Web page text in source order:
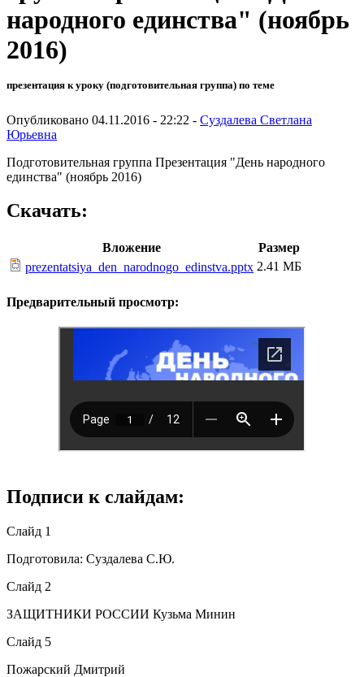
народного единства" (ноябрь
2016)
презентация к уроку (подготовительная группа) по теме
Опубликовано 04.11.2016 - 22:22 - Суздалева Светлана
Юрьевна
Подготовительная группа Презентация "День народного
единства" (ноябрь 2016)
Скачать:
Вложение
Размер
prezentatsiya_den_narodnogo_edinstva.pptx 2.41 МБ
Предварительный просмотр:
Подписи к слайдам:
Слайд 1
Подготовила: Суздалева С.Ю.
Слайд 2
ЗАЩИТНИКИ РОССИИ Кузьма Минин
Слайд 5
Пожарский Дмитрий